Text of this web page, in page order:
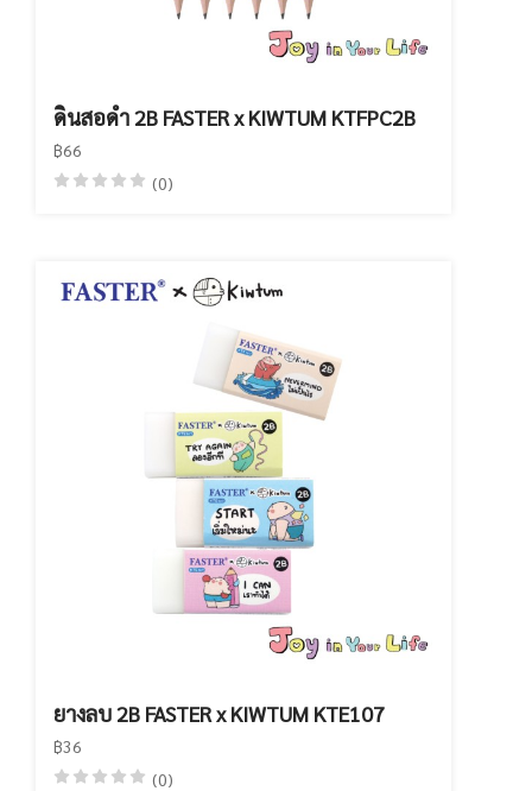
ดินสอดำ 2B FASTER x KIWTUM KTFPC2B
฿66
(0)
ยางลบ 2B FASTER x KIWTUM KTE107
฿36
(0)